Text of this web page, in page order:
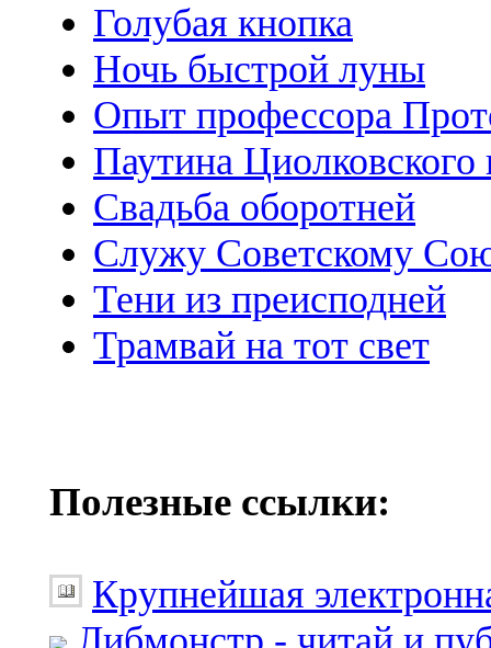
Голубая кнопка
Ночь быстрой луны
Опыт профессора
Паутина
Свадьба оборотней
Служу Советскому
Тени из преисподней
Трамвай на тот свет
Полезные ссылки:
Крупнейшая